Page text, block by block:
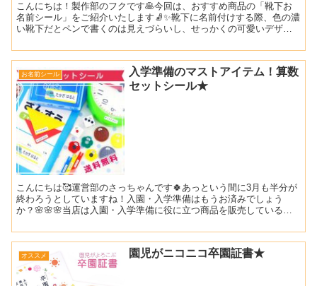
こんにちは！製作部のフクです🥞今回は、おすすめ商品の「靴下お
名前シール」をご紹介いたします🧦✨靴下に名前付けする際、色の濃
い靴下だとペンで書くのは見えづらいし、せっかくの可愛いデザイ
お名前シール
入学準備のマストアイテム！算数
セットシール★
こんにちは🥰運営部のさっちゃんです🍀あっという間に3月も半分が
終わろうとしていますね！入園・入学準備はもうお済みでしょう
か？🌸🌸🌸当店は入園・入学準備に役に立つ商品を販売しているの
ん...
オススメ 園児がニコニコ卒園証書★